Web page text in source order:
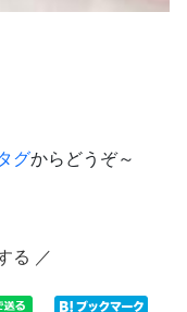
グからどうぞ～
る ／